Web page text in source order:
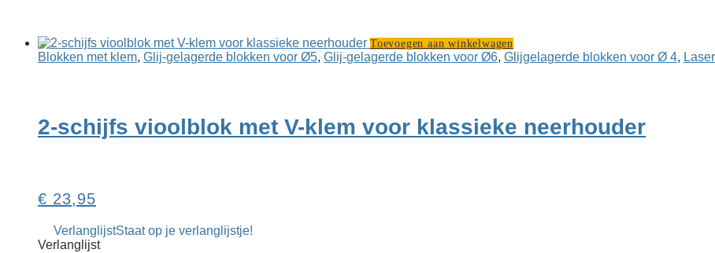
Toevoegen aan winkelwagen
Blokken met klem, Glij-gelagerde blokken voor Ø5, Glij-gelagerde blokken voor Ø6, Glijgelagerde blokken voor Ø 4,
2-schijfs vioolblok met V-klem voor klassieke neerhouder
€ 23,95
VerlanglijstStaat op je verlanglijstje!
Verlanglijst